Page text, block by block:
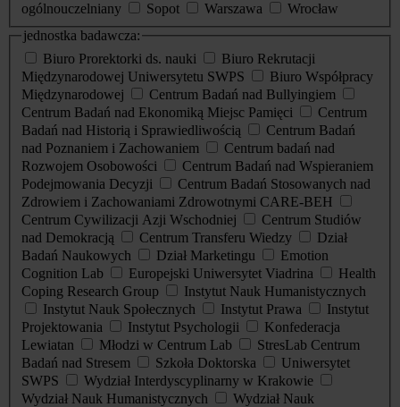
ogólnouczelniany
Sopot Warszawa
Wrocław
jednostka badawcza:
Biuro Prorektorki ds. nauki
Biuro Rekrutacji
Międzynarodowej Uniwersytetu SWPS
Biuro Współpracy
Międzynarodowej
Centrum Badań nad Bullyingiem
Centrum Badań nad Ekonomiką Miejsc Pamięci
Centrum
Badań nad Historią i Sprawiedliwością
Centrum Badań
nad Poznaniem i Zachowaniem
Centrum badań nad
Rozwojem Osobowości
Centrum Badań nad Wspieraniem
Podejmowania Decyzji
Centrum Badań Stosowanych nad
Zdrowiem i Zachowaniami Zdrowotnymi CARE-BEH
Centrum Cywilizacji Azji Wschodniej
Centrum Studiów
nad Demokracją
Centrum Transferu Wiedzy
Dział
Badań Naukowych
Dział Marketingu
Emotion
Cognition Lab
Europejski Uniwersytet Viadrina
Health
Coping Research Group
Instytut Nauk Humanistycznych
Instytut Nauk Społecznych
Instytut Prawa
Instytut
Projektowania
Instytut Psychologii
Konfederacja
Lewiatan
Młodzi w Centrum Lab
StresLab Centrum
Badań nad Stresem
Szkoła Doktorska
Uniwersytet
SWPS
Wydział Interdyscyplinarny w Krakowie
Wydział Nauk Humanistycznych
Wydział Nauk